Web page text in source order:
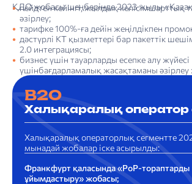
ҚДО жобасы шеңберінде 2023 жылы
пейдтен кейінгі, жылдық келісімшарттық
әзірлеу;
тарифке 100%-ға дейін жеңілдікпен
дәстүрлі КТ қызметтері бар пакеттік
2.0 интеграциясы;
бизнес үшін тауарларды есепке алу жүйесі
үшінбағдарламалық жасақтаманы әзірлеу
B2O
Халықаралық оператор
Халықаралық операторлық сегментте
мынадай жобалар іске асырылды:
Франкфурт қаласында «PoP-тораптарды
ұйымдастыру» жобасы;